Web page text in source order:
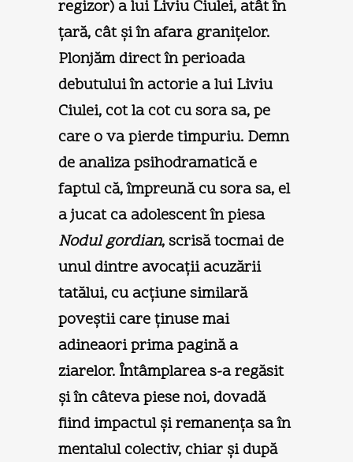
regizor) a lui Liviu Ciulei, atât în
ţară, cât şi în afara graniţelor.
Plonjăm direct în perioada
debutului în actorie a lui Liviu
Ciulei, cot la cot cu sora sa, pe
care o va pierde timpuriu. Demn
de analiza psihodramatică e
faptul că, împreună cu sora sa, el
a jucat ca adolescent în piesa
Nodul gordian, scrisă tocmai de
unul dintre avocaţii acuzării
tatălui, cu acţiune similară
poveştii care ţinuse mai
adineaori prima pagină a
ziarelor. Întâmplarea s-a regăsit
şi în câteva piese noi, dovadă
fiind impactul şi remanenţa sa în
mentalul colectiv, chiar şi după